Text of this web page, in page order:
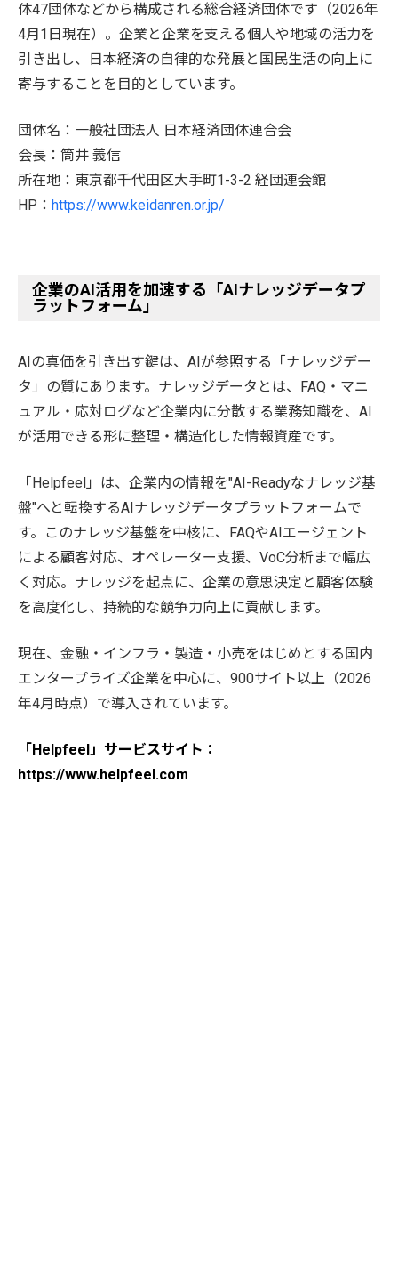
体47団体などから構成される総合経済団体です（2026年
4月1日現在）。企業と企業を支える個人や地域の活力を
引き出し、日本経済の自律的な発展と国民生活の向上に
寄与することを目的としています。
団体名：一般社団法人 日本経済団体連合会
会長：筒井 義信
所在地：東京都千代田区大手町1-3-2 経団連会館
HP： https://www.keidanren.or.jp/
企業のAI活用を加速する「AIナレッジデータプ
ラットフォーム」
AIの真価を引き出す鍵は、AIが参照する「ナレッジデー
タ」の質にあります。ナレッジデータとは、FAQ・マニ
ュアル・応対ログなど企業内に分散する業務知識を、AI
が活用できる形に整理・構造化した情報資産です。
「Helpfeel」は、企業内の情報を"AI-Readyなナレッジ基
盤"へと転換するAIナレッジデータプラットフォームで
す。このナレッジ基盤を中核に、FAQやAIエージェント
による顧客対応、オペレーター支援、VoC分析まで幅広
く対応。ナレッジを起点に、企業の意思決定と顧客体験
を高度化し、持続的な競争力向上に貢献します。
現在、金融・インフラ・製造・小売をはじめとする国内
エンタープライズ企業を中心に、900サイト以上（2026
年4月時点）で導入されています。
「Helpfeel」サービスサイト：
https://www.helpfeel.com